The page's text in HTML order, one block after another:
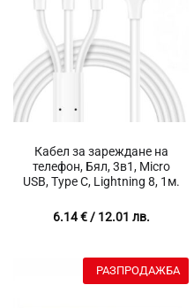
Кабел за зареждане на
телефон, Бял, 3в1, Micro
USB, Type C, Lightning 8, 1м.
6.14€/ 12.01 лв.
РАЗПРОДАЖБА